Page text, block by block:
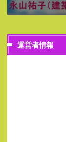
運営者情報